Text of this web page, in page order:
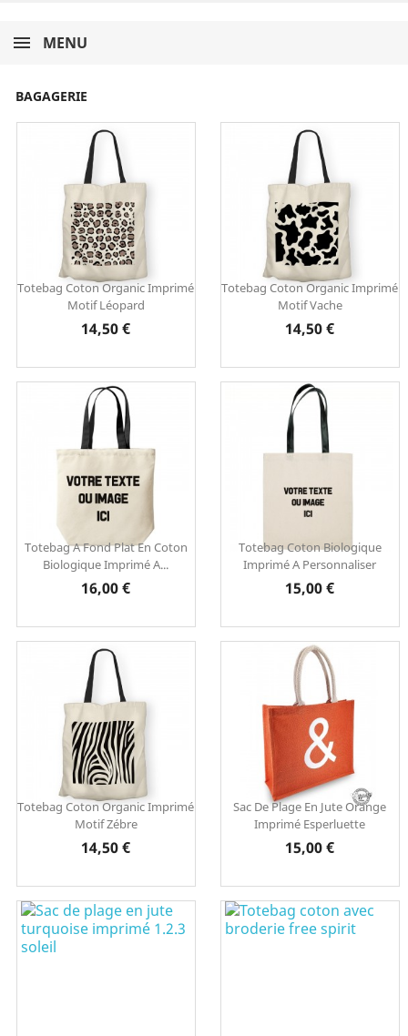
MENU
BAGAGERIE
Totebag Coton Organic Imprimé
Motif Léopard
Prix
14,50 €
Totebag Coton Organic Imprimé
Motif Vache
Prix
14,50 €
Totebag A Fond Plat En Coton
Biologique Imprimé A...
Prix
16,00 €
Totebag Coton Biologique
Imprimé A Personnaliser
Prix
15,00 €
Totebag Coton Organic Imprimé
Motif Zébre
Prix
14,50 €
Sac De Plage En Jute Orange
Imprimé Esperluette
Prix
15,00 €